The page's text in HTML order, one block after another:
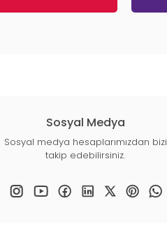
Sosyal Medya
Sosyal medya hesaplarımızdan bizi
takip edebilirsiniz.